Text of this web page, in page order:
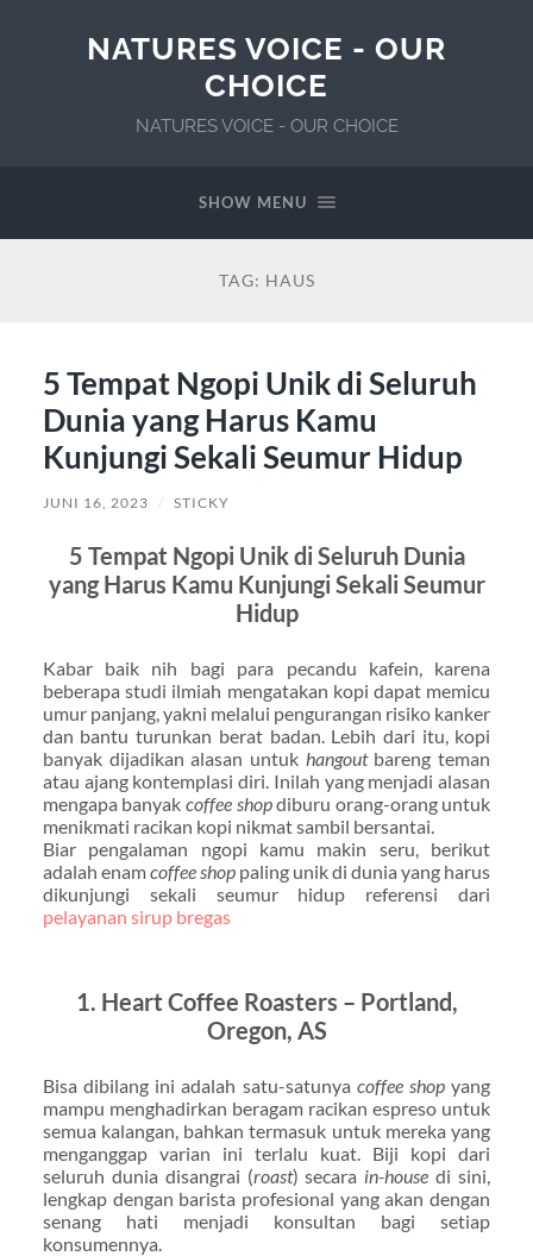
NATURES VOICE - OUR
CHOICE
NATURES VOICE - OUR CHOICE
SHOW MENU
TAG: HAUS
5 Tempat Ngopi Unik di Seluruh
Dunia yang Harus Kamu
Kunjungi Sekali Seumur Hidup
JUNI 16, 2023 / STICKY
5 Tempat Ngopi Unik di Seluruh Dunia
yang Harus Kamu Kunjungi Sekali Seumur
Hidup
Kabar baik nih bagi para pecandu kafein, karena
beberapa studi ilmiah mengatakan kopi dapat memicu
umur panjang, yakni melalui pengurangan risiko kanker
dan bantu turunkan berat badan. Lebih dari itu, kopi
banyak dijadikan alasan untuk hangout bareng teman
atau ajang kontemplasi diri. Inilah yang menjadi alasan
mengapa banyak coffee shopdiburu orang-orang untuk
menikmati racikan kopi nikmat sambil bersantai.
Biar pengalaman ngopi kamu makin seru, berikut
adalah enamcoffee shoppaling unik di dunia yang harus
dikunjungi sekali seumur hidup referensi dari
pelayanan sirup bregas
1. Heart Coffee Roasters – Portland,
Oregon, AS
Bisa dibilang ini adalah satu-satunya coffee shop yang
mampu menghadirkan beragam racikan espreso untuk
semua kalangan, bahkan termasuk untuk mereka yang
menganggap varian ini terlalu kuat. Biji kopi dari
seluruh dunia disangrai (roast) secara in-housedi sini,
lengkap dengan barista profesional yang akan dengan
senang hati menjadi konsultan bagi setiap
konsumennya.